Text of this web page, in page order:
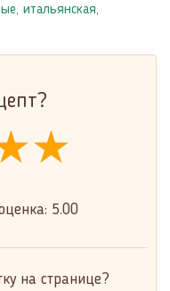
, итальянская,
5.00
на странице?